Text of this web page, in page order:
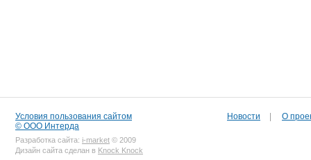
Условия пользования сайтом
© ООО Интерда
Разработка сайта: i-market © 2009
Дизайн сайта сделан в Knock Knock
Новости О